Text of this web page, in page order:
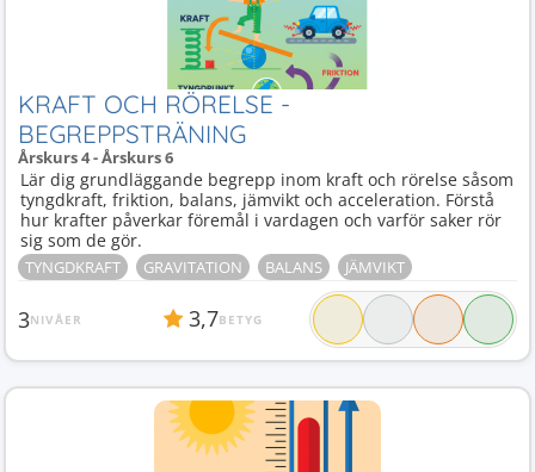
KRAFT OCH RÖRELSE -
BEGREPPSTRÄNING
Årskurs 4 - Årskurs 6
Lär dig grundläggande begrepp inom kraft och rörelse såsom
tyngdkraft, friktion, balans, jämvikt och acceleration. Förstå
hur krafter påverkar föremål i vardagen och varför saker rör
sig som de gör.
TYNGDKRAFT GRAVITATION BALANS JÄMVIKT
3NIVÅER 3,7BETYG